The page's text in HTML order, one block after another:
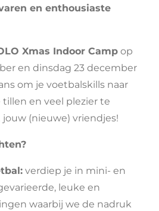
en enthousiaste
Xmas Indoor Camp op
en dinsdag 23 december
om je voetbalskills naar
en veel plezier te
(nieuwe) vriendjes!
verdiep je in mini- en
leuke en
waarbij we de nadruk